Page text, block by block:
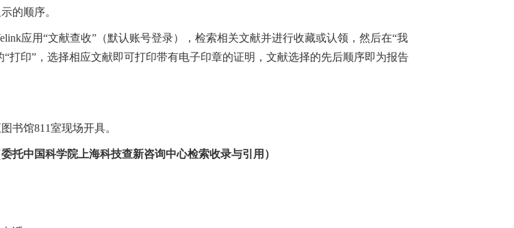
的顺序。
应用“文献查收”（默认账号登录），检索相关文献并进行收藏或认领，然后在“我
“打印”，选择相应文献即可打印带有电子印章的证明，文献选择的先后顺序即为报告
书馆811室现场开具。
托中国科学院上海科技查新咨询中心检索收录与引用）